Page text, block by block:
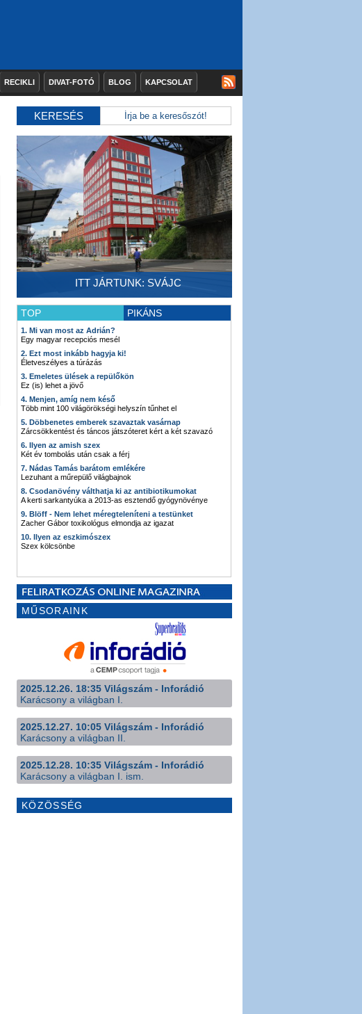
RECIKLI DIVAT-FOTÓ BLOG KAPCSOLAT
KERESÉS
ITT JÁRTUNK: SVÁJC
TOP PIKÁNS
1. Mi van most az Adrián?
Egy magyar recepciós mesél
2. Ezt most inkább hagyja ki!
Életveszélyes a túrázás
3. Emeletes ülések a repülőkön
Ez (is) lehet a jövő
4. Menjen, amíg nem késő
Több mint 100 világörökségi helyszín tűnhet el
5. Döbbenetes emberek szavaztak vasárnap
Zárcsökkentést és táncos játszóteret kért a két szavazó
6. Ilyen az amish szex
Két év tombolás után csak a férj
7. Nádas Tamás barátom emlékére
Lezuhant a műrepülő világbajnok
8. Csodanövény válthatja ki az antibiotikumokat
A kerti sarkantyúka a 2013-as esztendő gyógynövénye
9. Blöff - Nem lehet méregteleníteni a testünket
Zacher Gábor toxikológus elmondja az igazat
10. Ilyen az eszkimószex
Szex kölcsönbe
MŰSORAINK
2025.12.26. 18:35 Világszám - Inforádió
Karácsony a világban I.
2025.12.27. 10:05 Világszám - Inforádió
Karácsony a világban II.
2025.12.28. 10:35 Világszám - Inforádió
Karácsony a világban I. ism.
KÖZÖSSÉG